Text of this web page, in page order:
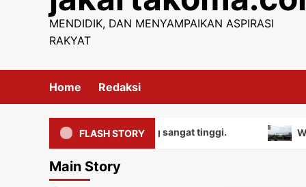
MENDIDIK, DAN MENYAMPAIKAN ASPIRASI
RAKYAT
Home Redaksi
FLASH STORY
nilai edukatif yang sangat tinggi. Warga
Main Story